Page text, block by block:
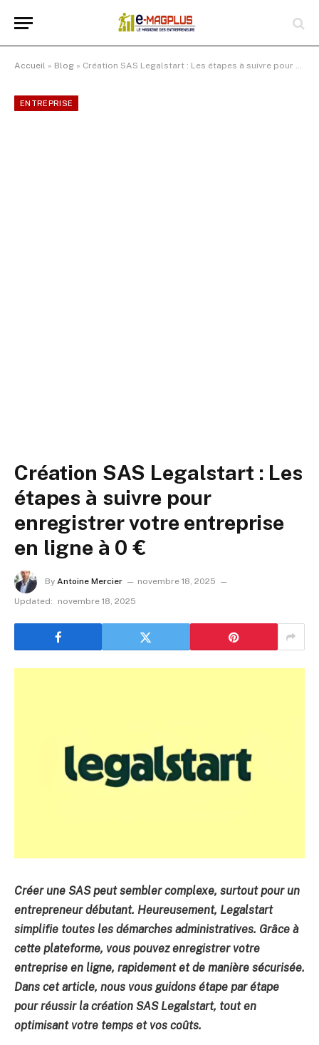
Accueil » Blog » Création SAS Legalstart : Les étapes à suivre pour enregistrer votre entreprise en ligne à 0 €
ENTREPRISE
Création SAS Legalstart : Les
étapes à suivre pour
enregistrer votre entreprise
en ligne à 0 €
By Antoine Mercier
novembre 18, 2025
Updated:
novembre 18, 2025
Créer une SAS peut sembler complexe, surtout pour un
entrepreneur débutant. Heureusement, Legalstart
simplifie toutes les démarches administratives. Grâce à
cette plateforme, vous pouvez enregistrer votre
entreprise en ligne, rapidement et de manière sécurisée.
Dans cet article, nous vous guidons étape par étape
pour réussir la création SAS Legalstart, tout en
optimisant votre temps et vos coûts.